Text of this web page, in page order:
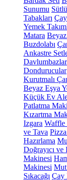
Sunumu
Tabakları
Yemek
Matara
Buzdolabı
Ankastre
Davlumbazlar
Dondurucular
Kurutmalı
Beyaz Eşya
Küçük Ev
Patlatma
Kızartma
Izgara Waffle
ve Tava
Hazırlama
Doğrayıcı
Makinesi
Makinesi
Sıkacağı Çay